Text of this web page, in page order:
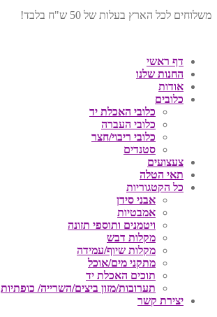
משלוחים לכל הארץ בעלות של 50 ש"ח בלבד!
דף ראשי
החנות שלנו
אודות
כלובים
כלובי האכלת יד
כלובי העברה
כלובי ריבוי/חצר
סטנדים
צעצועים
תאי הטלה
כל הקטגוריות
אבני סידן
אמבטיות
ויטמנים ותוספי תזונה
מקלות דבש
מקלות שיוף/עמידה
מתקני מים/אוכל
תוכים האכלת יד
תערובות/מזון ביצים/השרייה/ כופתיות
יצירת קשר